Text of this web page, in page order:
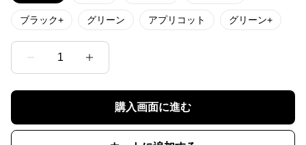
ブラック+ グリーン アプリコット グリーン+
1
購入画面に進む